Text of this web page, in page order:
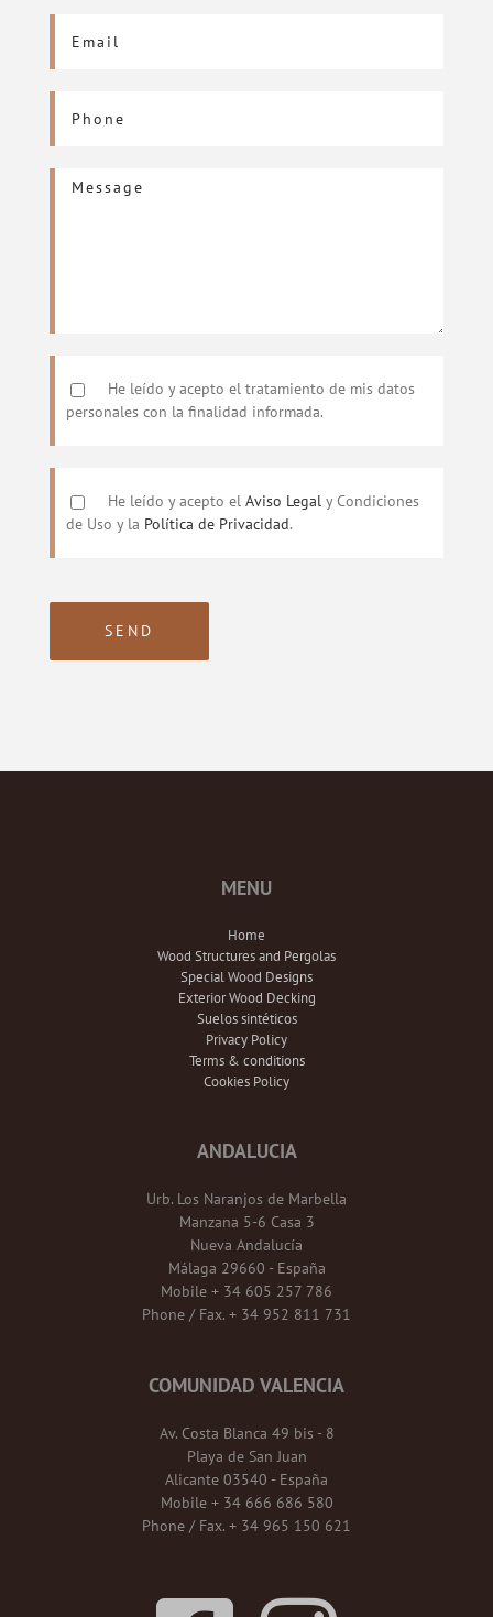
He leído y acepto el tratamiento de mis datos
personales con la finalidad informada.
He leído y acepto el Aviso Legaly Condiciones
de Uso y la Política de Privacidad.
MENU
Home
Wood Structures and Pergolas
Special Wood Designs
Exterior Wood Decking
Suelos sintéticos
Privacy Policy
Terms & conditions
Cookies Policy
ANDALUCIA
Urb. Los Naranjos de Marbella
Manzana 5-6 Casa 3
Nueva Andalucía
Málaga 29660 - España
Mobile + 34 605 257 786
Phone / Fax. + 34 952 811 731
COMUNIDAD VALENCIA
Av. Costa Blanca 49 bis - 8
Playa de San Juan
Alicante 03540 - España
Mobile + 34 666 686 580
Phone / Fax. + 34 965 150 621